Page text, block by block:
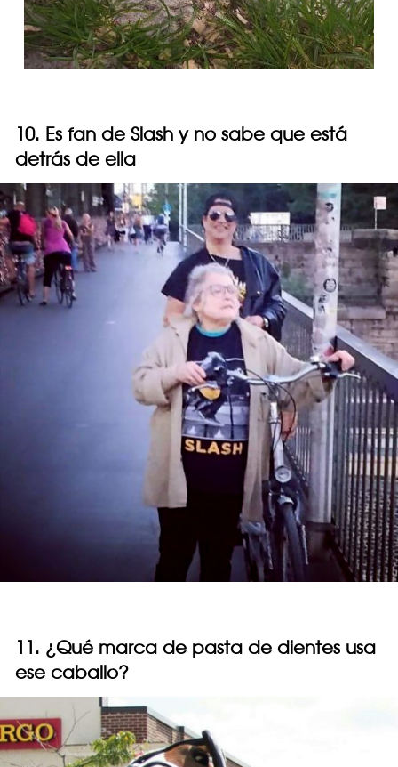
10. Es fan de Slash y no sabe que está
detrás de ella
11. ¿Qué marca de pasta de dientes usa
ese caballo?